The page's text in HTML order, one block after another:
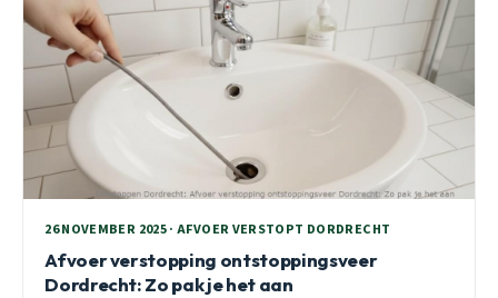
26 NOVEMBER 2025 · AFVOER VERSTOPT DORDRECHT
Afvoer verstopping ontstoppingsveer
Dordrecht: Zo pak je het aan